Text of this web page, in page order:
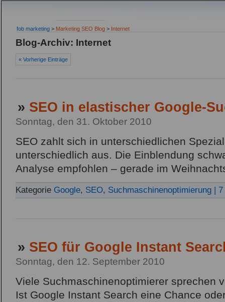
fob marketing > Marketing SEO Blog > Internet
Blog-Archiv: Internet
« Vorherige Einträge
» SEO in elastischer Google-
Sonntag, den 31. Oktober 2010
SEO zahlt sich in unterschiedlichen
unterschiedlich aus. Die Einblendung
Analyse empfohlen – gerade im
Kategorie Google, SEO, Suchmaschinenoptimierung |
» SEO für Google Instant
Sonntag, den 12. September 2010
Viele Suchmaschinenoptimierer sprechen
Ist Google Instant Search eine Chance